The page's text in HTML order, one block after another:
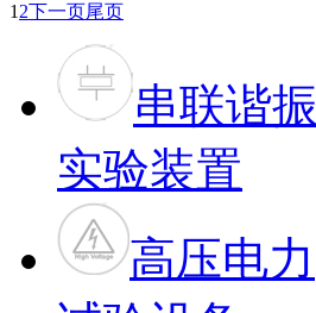
1 2下一页尾页
串联谐振
实验装置
高压电力